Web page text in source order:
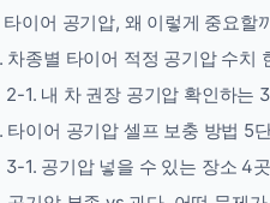
타이어 공기압, 왜 이렇게 중요할
차종별 타이어 적정 공기압 수치
2-1. 내 차 권장 공기압 확인하는
타이어 공기압 셀프 보충 방법 5
3-1. 공기압 넣을 수 있는 장소 4곳